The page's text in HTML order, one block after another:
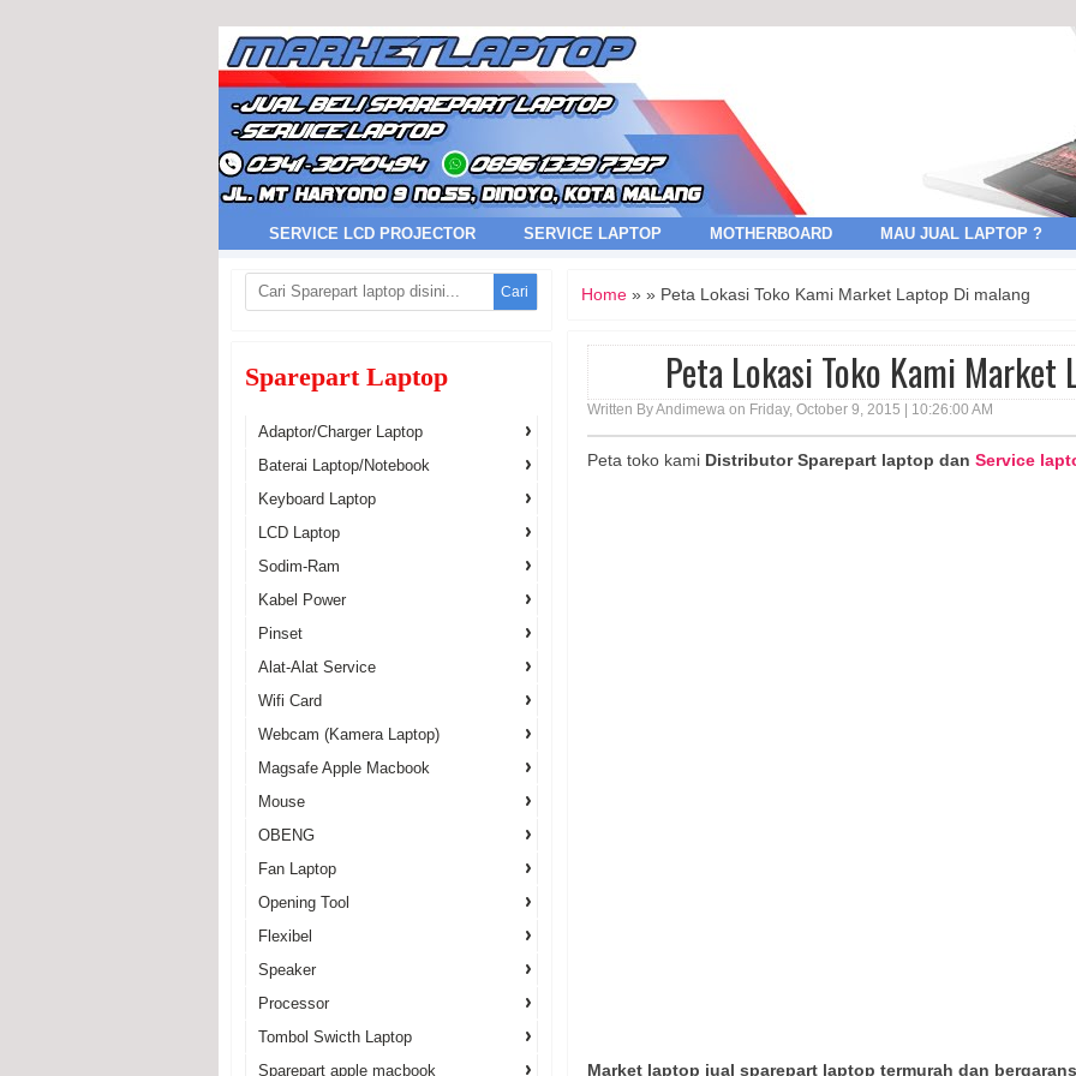
SERVICE LCD PROJECTOR SERVICE LAPTOP MOTHERBOARD MAU JUAL LAPTOP ?
Home » » Peta Lokasi Toko Kami Market Laptop Di malang
Peta Lokasi Toko Kami Market
Written By Andimewa on Friday, October 9, 2015 | 10:26:00 AM
Peta toko kami Distributor Sparepart laptop dan Service
Market laptop jual sparepart laptop termurah dan
Cari
Sparepart Laptop
Adaptor/Charger Laptop
Baterai Laptop/Notebook
Keyboard Laptop
LCD Laptop
Sodim-Ram
Kabel Power
Pinset
Alat-Alat Service
Wifi Card
Webcam (Kamera Laptop)
Magsafe Apple Macbook
Mouse
OBENG
Fan Laptop
Opening Tool
Flexibel
Speaker
Processor
Tombol Swicth Laptop
Sparepart apple macbook